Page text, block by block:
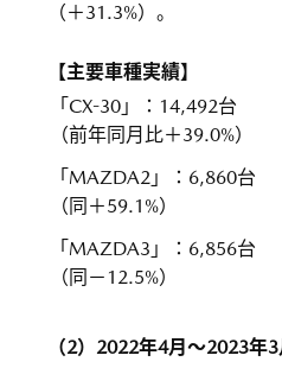
（＋31.3%）。
【主要車種実績】
「CX-30」
： 14,492台
（前年同月比＋39.0%）
「MAZDA2」
： 6,860台
（同＋59.1%）
「MAZDA3」
： 6,856台
（同－12.5%）
（2）2022年4月～2023年3